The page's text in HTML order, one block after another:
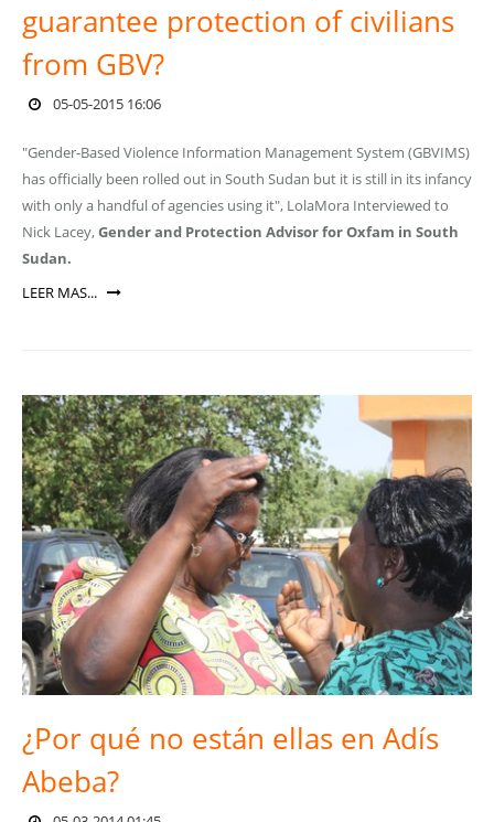
guarantee protection of civilians
from GBV?
05-05-2015 16:06
"Gender-Based Violence Information Management System (GBVIMS)
has officially been rolled out in South Sudan but it is still in its infancy
with only a handful of agencies using it", LolaMora Interviewed to
Nick Lacey,Gender and Protection Advisor for Oxfam in South
Sudan.
LEER MAS...
¿Por qué no están ellas en Adís
Abeba?